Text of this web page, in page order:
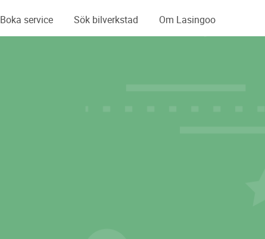
Boka service Sök bilverkstad Om Lasingoo